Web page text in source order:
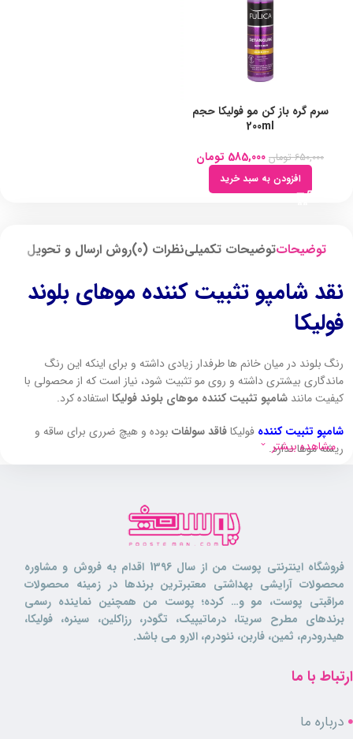
سرم گره باز کن مو فولیکا حجم
200ml
650,000 تومان 585,000 تومان
افزودن به سبد خرید
توضیحاتتوضیحات تکمیلینظرات (0) روش ارسال و تحویل
نقد شامپو تثبیت کننده موهای بلوند
فولیکا
رنگ بلوند در میان خانم ها طرفدار زیادی داشته و برای اینکه این رنگ
ماندگاری بیشتری داشته و روی مو تثبیت شود، نیاز است که از محصولی با
کیفیت مانند شامپو تثبیت کننده موهای بلوند فولیکا استفاده کرد.
شامپو تثبیت کننده فولیکافاقد سولفات بوده و هیچ ضرری برای ساقه و
ریشه موها ندارد.
درخشندگی رنگ طلایی مو را افزایش داده وماندگاری و طول عمر رنگ مو را
شامپو تثبیت کننده موهای بلوند، از تغییر رنگ مو، کدر شدن و کمرنگ شدن
آن جلوگیری کرده و تا مدت ها موهای شما در همان حالت زیبای اولیه باقی
می ماند.
نرمی و لطافت مو می افزاید.
محافظت کرده و مانع از آسیب دیدگی تار های مو می شود.
مشاهده بیشتر
فروشگاه اینترنتی پوست من از سال 1396 اقدام به فروش و مشاوره
محصولات آرایشی بهداشتی معتبرترین برندها در زمینه محصولات
مراقبتی پوست، مو و… کرده؛ پوست من همچنین نماینده رسمی
برندهای مطرح سریتا، درماتیپیک، تگودر، رزاکلین، سینره، فولیکا،
هیدرودرم، ثمین، فاربن، نئودرم، الارو می باشد.
ارتباط با ما
درباره ما